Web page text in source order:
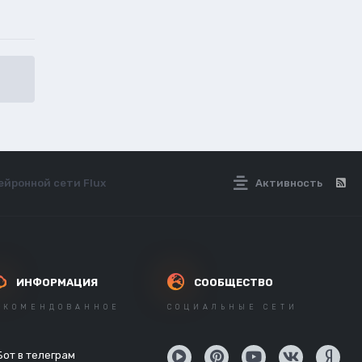
Активность
сети Flux
ИНФОРМАЦИЯ
в телеграм
СООБЩЕСТВО
СОЦИАЛЬНЫЕ СЕТИ